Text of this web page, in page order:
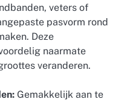
veters of
pasvorm rond
Deze
naarmate
veranderen.
Gemakkelijk aan te